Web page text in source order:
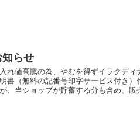
知らせ
れ値高騰の為、やむを得ずイラクデ
書（無料の記番号印字サービス付き
、当ショップが貯蓄する分も含め、販